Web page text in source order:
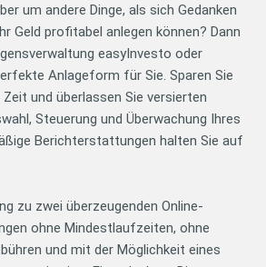
um andere Dinge, als sich Gedanken
Geld profitabel anlegen können? Dann
easyInvesto oder
Anlageform für Sie. Sparen Sie
und überlassen Sie versierten
Steuerung und Überwachung Ihres
Berichterstattungen halten Sie auf
zu zwei überzeugenden Online-
ohne Mindestlaufzeiten, ohne
und mit der Möglichkeit eines